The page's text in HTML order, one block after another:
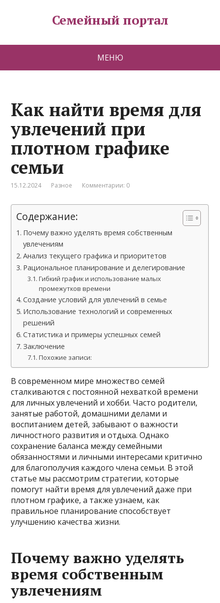
Семейный портал
МЕНЮ
Как найти время для
увлечений при
плотном графике
семьи
15.12.2024 Разное Комментарии: 0
Содержание:
Почему важно уделять время собственным
увлечениям
Анализ текущего графика и приоритетов
Рациональное планирование и делегирование
Гибкий график и использование малых
промежутков времени
Создание условий для увлечений в семье
Использование технологий и современных
решений
Статистика и примеры успешных семей
Заключение
Похожие записи:
В современном мире множество семей
сталкиваются с постоянной нехваткой времени
для личных увлечений и хобби. Часто родители,
занятые работой, домашними делами и
воспитанием детей, забывают о важности
личностного развития и отдыха. Однако
сохранение баланса между семейными
обязанностями и личными интересами критично
для благополучия каждого члена семьи. В этой
статье мы рассмотрим стратегии, которые
помогут найти время для увлечений даже при
плотном графике, а также узнаем, как
правильное планирование способствует
улучшению качества жизни.
Почему важно уделять
время собственным
увлечениям